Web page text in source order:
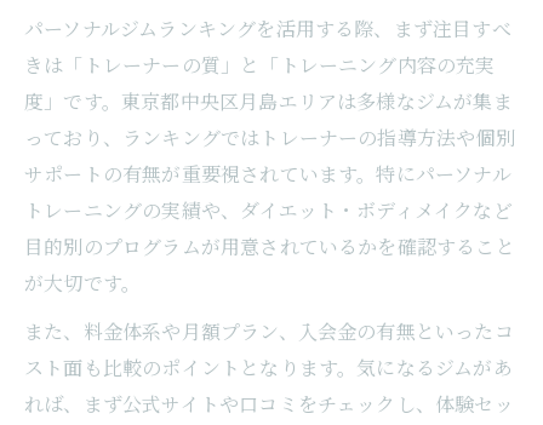
パーソナルジムランキングを活用する際、まず注目すべ
きは「トレーナーの質」と「トレーニング内容の充実
度」です。東京都中央区月島エリアは多様なジムが集ま
っており、ランキングではトレーナーの指導方法や個別
サポートの有無が重要視されています。特にパーソナル
トレーニングの実績や、ダイエット・ボディメイクなど
目的別のプログラムが用意されているかを確認すること
が大切です。
また、料金体系や月額プラン、入会金の有無といったコ
スト面も比較のポイントとなります。気になるジムがあ
れば、まず公式サイトや口コミをチェックし、体験セッ